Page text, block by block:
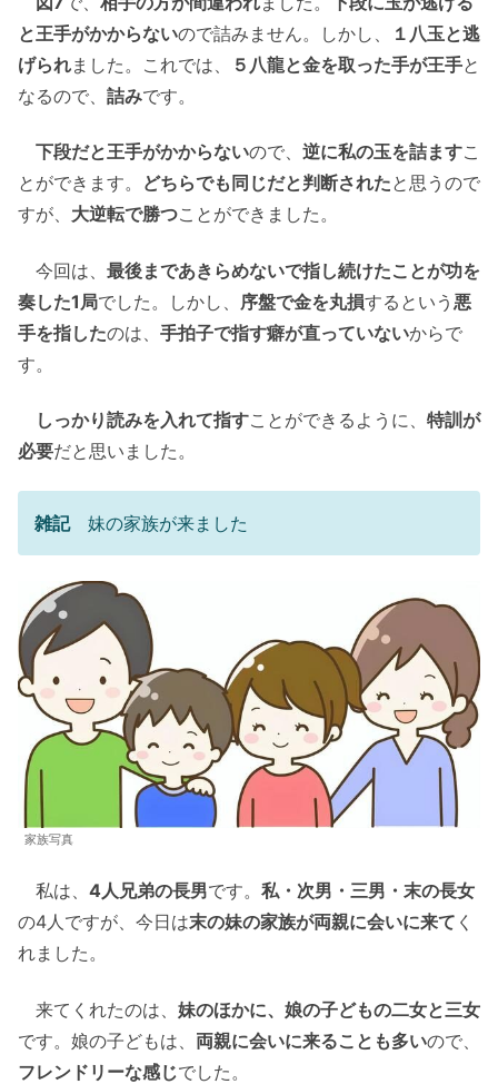
と王手がかからないので詰みません。しかし、
１八玉と逃
げられました。これでは、 ５八龍と金を取った手が王手と
なるので、 詰みです。
下段だと王手がかからないので、 逆に私の玉を詰ますこ
とができます。 どちらでも同じだと判断されたと思うので
すが、 大逆転で勝つことができました。
今回は、 最後まであきらめないで指し続けたことが功を
奏した1局でした。しかし、 序盤で金を丸損するという 悪
手を指したのは、 手拍子で指す癖が直っていないからで
す。
しっかり読みを入れて指すことができるように、 特訓が
必要だと思いました。
雑記妹の家族が来ました
家族写真
私は、 4人兄弟の長男です。 私・次男・三男・末の長女
の4人ですが、今日は末の妹の家族が両親に会いに来て く
れました。
来てくれたのは、 妹のほかに、娘の子どもの二女と三女
です。娘の子どもは、 両親に会いに来ることも多いので、
フレンドリーな感じでした。